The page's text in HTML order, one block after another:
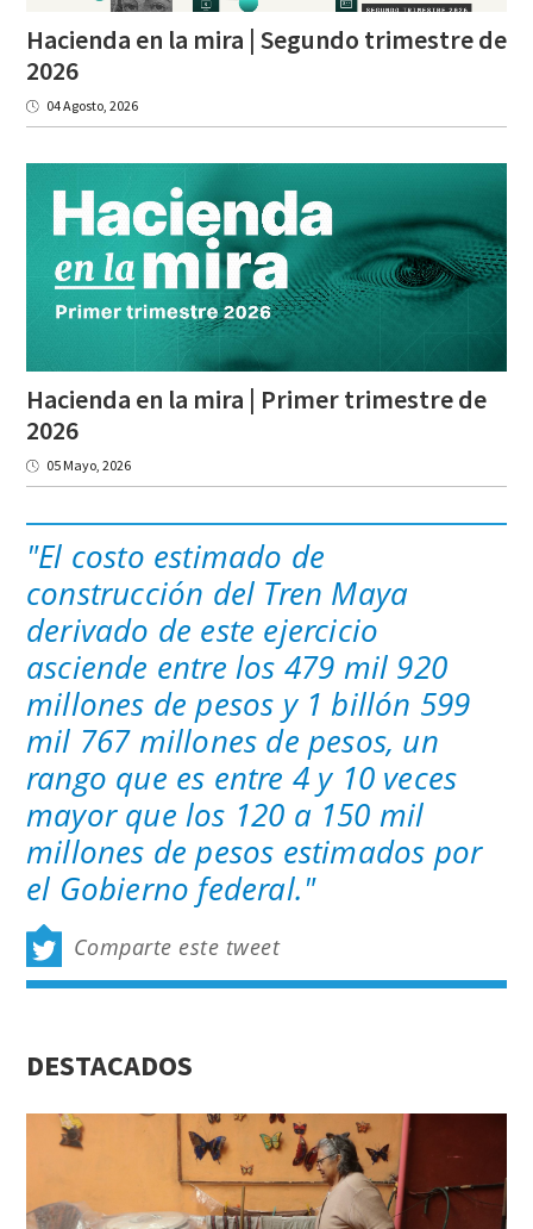
Hacienda en la mira | Segundo trimestre de
2026
04 Agosto, 2026
Hacienda en la mira | Primer trimestre de
2026
05 Mayo, 2026
"El costo estimado de
construcción del Tren Maya
derivado de este ejercicio
asciende entre los 479 mil 920
millones de pesos y 1 billón 599
mil 767 millones de pesos, un
rango que es entre 4 y 10 veces
mayor que los 120 a 150 mil
millones de pesos estimados por
el Gobierno federal."
Comparte este tweet
DESTACADOS